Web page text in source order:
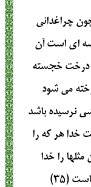
چراغدانى
اى است آن
درخت‏ خجسته
مى ‏شود
نرسيده باشد
خدا هر كه را
را خدا
(۳۵)